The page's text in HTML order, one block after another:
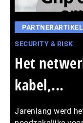
PARTNERARTIKEL
SECURITY & RISK
Het
kabel,...
Jarenlang werd